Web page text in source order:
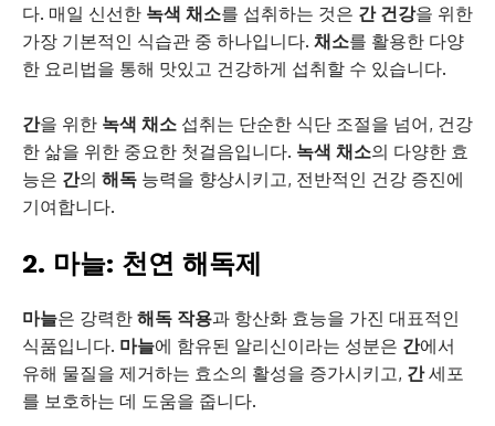
다. 매일 신선한 녹색 채소를 섭취하는 것은 간 건강을 위한
가장 기본적인 식습관 중 하나입니다. 채소를 활용한 다양
한 요리법을 통해 맛있고 건강하게 섭취할 수 있습니다.
간을 위한 녹색 채소 섭취는 단순한 식단 조절을 넘어, 건강
한 삶을 위한 중요한 첫걸음입니다. 녹색 채소의 다양한 효
능은 간의 해독 능력을 향상시키고, 전반적인 건강 증진에
기여합니다.
2. 마늘: 천연 해독제
마늘은 강력한 해독 작용과 항산화 효능을 가진 대표적인
식품입니다. 마늘에 함유된 알리신이라는 성분은 간에서
유해 물질을 제거하는 효소의 활성을 증가시키고, 간세포
를 보호하는 데 도움을 줍니다.